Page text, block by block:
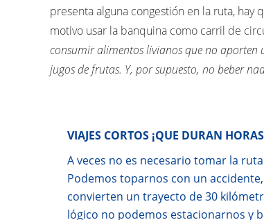
presenta alguna congestión en la ruta,
motivo usar la banquina como carril de
consumir alimentos livianos que no aporten
jugos de frutas. Y, por supuesto, no beber
VIAJES CORTOS ¡QUE DURAN
A veces no es necesario tomar la
Podemos toparnos con un
convierten un trayecto de 30
lógico no podemos estacionarnos y